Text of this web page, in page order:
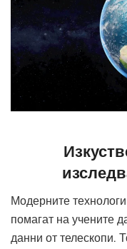
Модерните
помагат на учените
данни от телескопи.